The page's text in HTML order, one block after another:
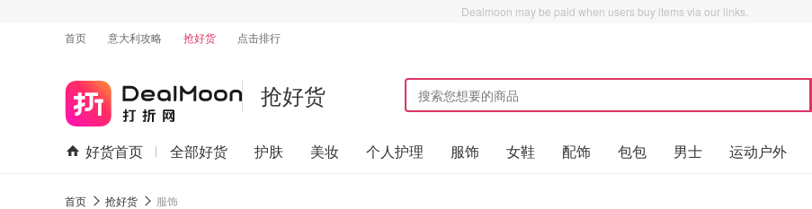
Dealmoon may be paid when users buy items via our links.
首页
意大利攻略 抢好货 点击排行
抢好货
好货首页 全部好货 护肤 美妆 个人护理 服饰 女鞋 配饰 包包 男士 运动户外
首页 抢好货 服饰